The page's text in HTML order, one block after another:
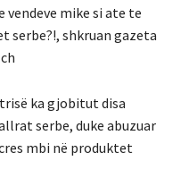
vendeve mike si ate te
serbe?!, shkruan gazeta
ka gjobitut disa
serbe, duke abuzuar
mbi në produktet